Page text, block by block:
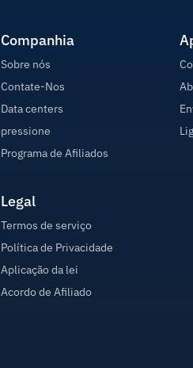
Companhia
Sobre nós
Contate-Nos
Data centers
pressione
Programa de Afiliados
Legal
Termos de serviço
Política de Privacidade
Aplicação da lei
Acordo de Afiliado